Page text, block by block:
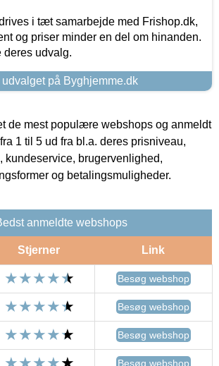
i tæt samarbejde med Frishop.dk,
og priser minder en del om hinanden.
deres udvalg.
udvalget på Byghjemme.dk
de mest populære webshops og anmeldt
1 til 5 ud fra bl.a. deres prisniveau,
kundeservice, brugervenlighed,
og betalingsmuligheder.
anmeldte webshops
Stjerner Link
Besøg webshop
Besøg webshop
Besøg webshop
Besøg webshop